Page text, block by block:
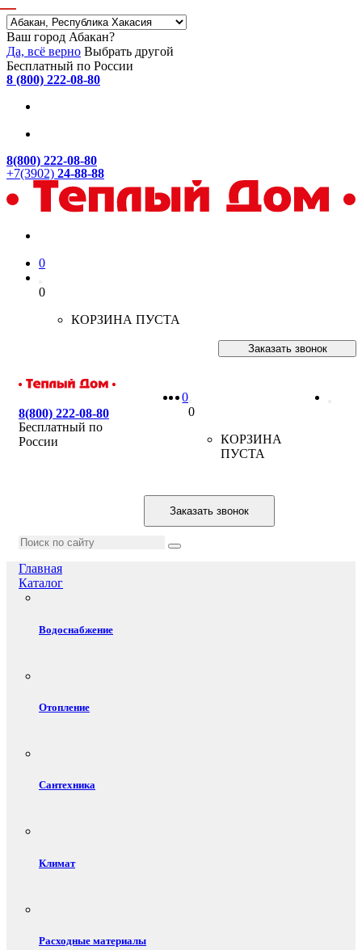
Ваш город Абакан?
Да, всё верно Выбрать другой
Бесплатный по России
8 (800) 222-08-80
8(800) 222-08-80
+7(3902) 24-88-88
0
0
КОРЗИНА ПУСТА
Заказать звонок
8(800) 222-08-80
Бесплатный по
России
0
0
КОРЗИНА
ПУСТА
Заказать звонок
Главная
Каталог
Водоснабжение
Отопление
Сантехника
Климат
Расходные материалы